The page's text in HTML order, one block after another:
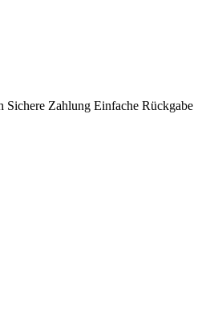
Sichere Zahlung Einfache Rückgabe